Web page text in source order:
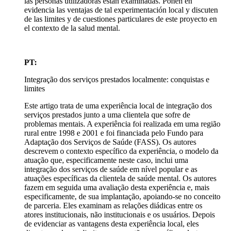
evidencia las ventajas de tal experimentación local y discuten
de las limites y de cuestiones particulares de este proyecto en
el contexto de la salud mental.
PT:
Integração dos serviços prestados localmente: conquistas e
limites
Este artigo trata de uma experiência local de integração dos
serviços prestados junto a uma clientela que sofre de
problemas mentais. A experiência foi realizada em uma região
rural entre 1998 e 2001 e foi financiada pelo Fundo para
Adaptação dos Serviços de Saúde (FASS). Os autores
descrevem o contexto específico da experiência, o modelo da
atuação que, especificamente neste caso, inclui uma
integração dos serviços de saúde em nível popular e as
atuações específicas da clientela de saúde mental. Os autores
fazem em seguida uma avaliação desta experiência e, mais
especificamente, de sua implantação, apoiando-se no conceito
de parceria. Eles examinam as relações diádicas entre os
atores institucionais, não institucionais e os usuários. Depois
de evidenciar as vantagens desta experiência local, eles